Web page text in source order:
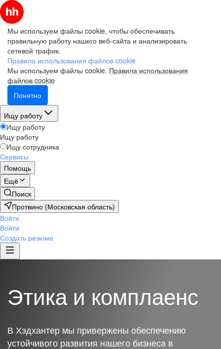
Мы используем файлы cookie, чтобы обеспечивать
правильную работу нашего веб-сайта и анализировать
сетевой трафик.
Правила использования файлов cookie
Мы используем файлы cookie. Правила использования
файлов cookie
Понятно
Ищу работу
Ищу работу
Ищу работу
Ищу сотрудника
Сервисы
Помощь
Ещё
Поиск
Протвино (Московская область)
Войти
Войти
Создать резюме
Этика и комплаенс
В Хэдхантер мы привержены обеспечению
устойчивого развития нашего бизнеса в